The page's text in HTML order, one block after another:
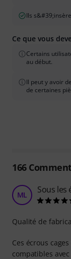
Ils
Ce que vous
Certains
au début.
Il peut y avoir
de certaines
166
ML Sous les
Ces écrous
compatibles
Qualité de